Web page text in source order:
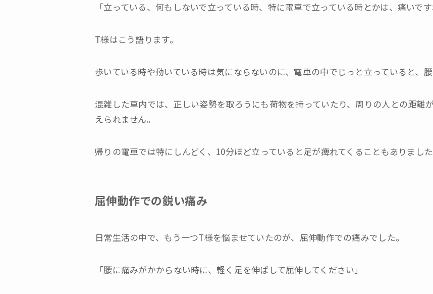
「立っている、何もしないで立っている時、特に電車で立っている時とかは、痛いです
T様はこう語ります。
歩いている時や動いている時は気にならないのに、電車の中でじっと立っていると、
混雑した車内では、正しい姿勢を取ろうにも荷物を持っていたり、周りの人との距離
えられません。
帰りの電車では特にしんどく、10分ほど立っていると足が痺れてくることもありました
屈伸動作での鋭い痛み
日常生活の中で、もう一つT様を悩ませていたのが、屈伸動作での痛みでした。
「腰に痛みがかからない時に、軽く足を伸ばして屈伸してください」